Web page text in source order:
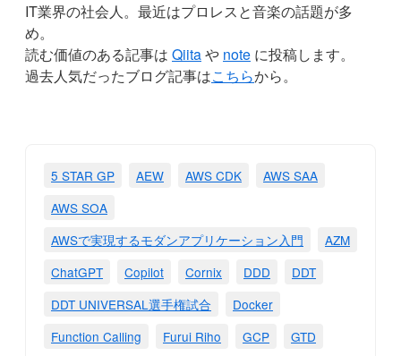
IT業界の社会人。最近はプロレスと音楽の話題が多
め。
読む価値のある記事は Qiitaや note に投稿します。
過去人気だったブログ記事はこちらから。
5 STAR GP AEW AWS CDK
AWS SAA
AWS SOA
AWSで実現するモダンアプリケーション入門
AZM
ChatGPT
Copilot Cornix DDD
DDT
DDT UNIVERSAL選手権試合
Docker
Function Calling
Furui Riho GCP
GTD